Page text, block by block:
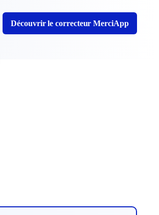
Découvrir le correcteur MerciApp